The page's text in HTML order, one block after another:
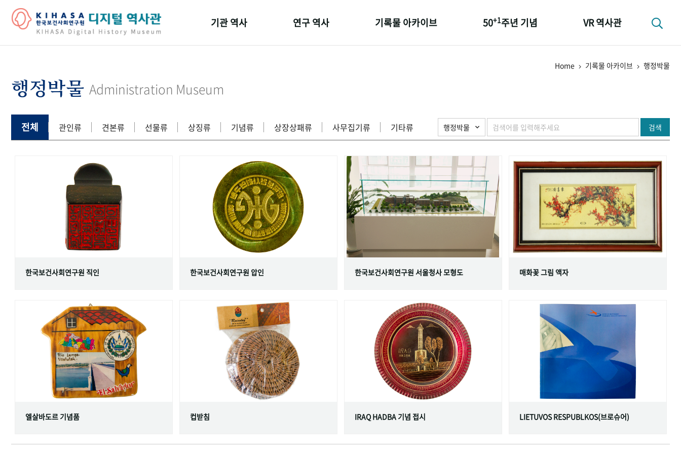
기관 역사
연구원 사람들
연구 역사
간행물 변천사
기록물 아카이브
영상 기록물
50+1주년 기념
세계와 함께 한 KIHASA
VR 역사관
Home 기록물 아카이브 행정박물
행정박물 Administration Museum
전체 관인류 견본류 선물류 상징류 기념류 상장상패류 사무집기류 기타류 검색
한국보건사회연구원 직인 한국보건사회연구원 압인 한국보건사회연구원 서울청사 모형도 매화꽃 그림 액자
엘살바도르 기념품 컵받침 IRAQ HADBA 기념 접시 LIETUVOS RESPUBLKOS(브로슈어)